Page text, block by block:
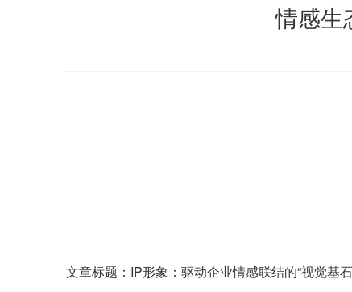
情感生
文章标题：IP形象：驱动企业情感联结的“视觉基